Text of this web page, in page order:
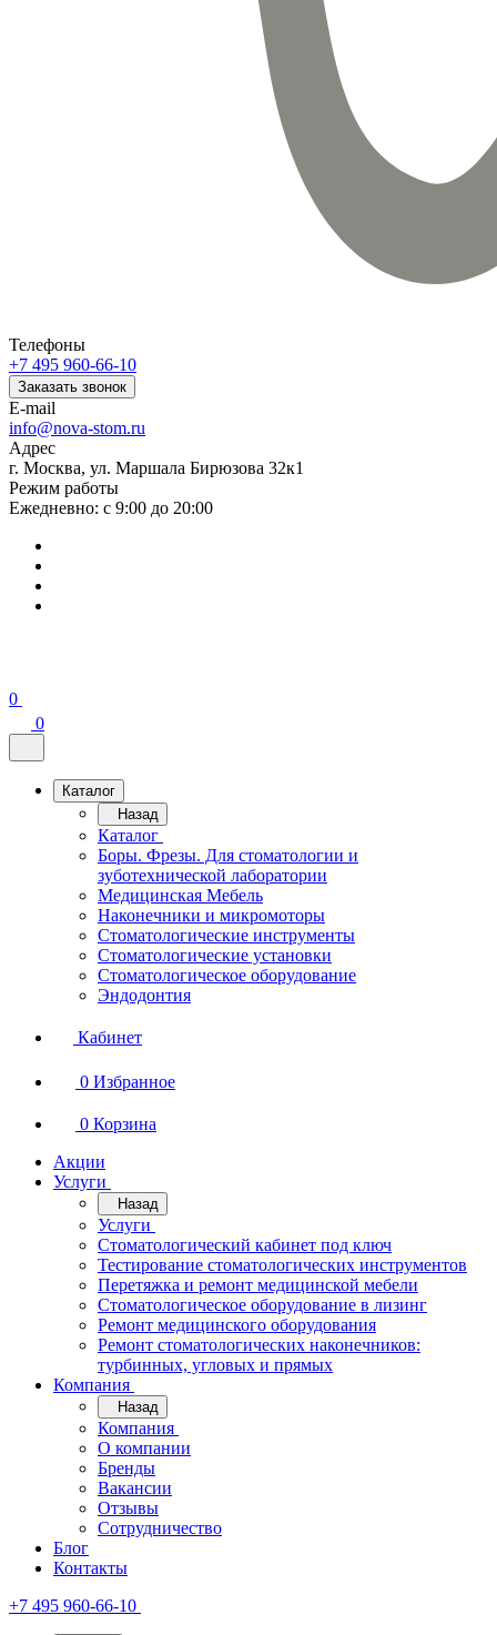
Телефоны
+7 495 960-66-10
Заказать звонок
E-mail
info@nova-stom.ru
Адрес
г. Москва, ул. Маршала Бирюзова 32к1
Режим работы
Ежедневно: с 9:00 до 20:00
0
0
Каталог
Назад
Каталог
Боры. Фрезы. Для стоматологии и
зуботехнической лаборатории
Медицинская Мебель
Наконечники и микромоторы
Стоматологические инструменты
Стоматологические установки
Стоматологическое оборудование
Эндодонтия
Кабинет
0 Избранное
0 Корзина
Акции
Услуги
Назад
Услуги
Стоматологический кабинет под ключ
Тестирование стоматологических инструментов
Перетяжка и ремонт медицинской мебели
Стоматологическое оборудование в лизинг
Ремонт медицинского оборудования
Ремонт стоматологических наконечников:
турбинных, угловых и прямых
Компания
Назад
Компания
О компании
Бренды
Вакансии
Отзывы
Сотрудничество
Блог
Контакты
+7 495 960-66-10